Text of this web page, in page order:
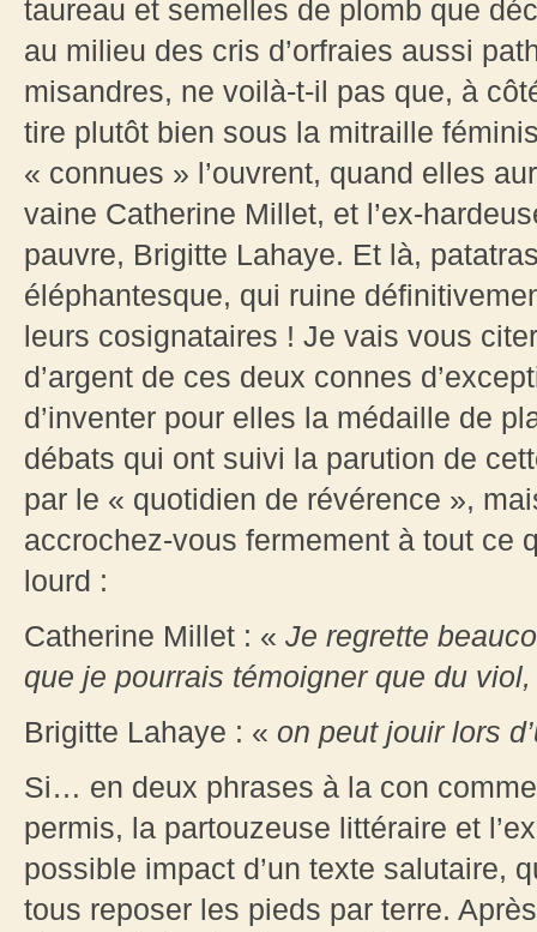
taureau et semelles de plomb que
au milieu des cris d’orfraies aussi
misandres, ne voilà-t-il pas que, à
tire plutôt bien sous la mitraille
« connues » l’ouvrent, quand elles
vaine Catherine Millet, et l’ex-
pauvre, Brigitte Lahaye. Et là,
éléphantesque, qui ruine
leurs cosignataires ! Je vais vous
d’argent de ces deux connes
d’inventer pour elles la médaille de
débats qui ont suivi la parution de
par le « quotidien de révérence »,
accrochez-vous fermement à tout ce
lourd :
Catherine Millet : « Je regrette
que je pourrais témoigner que du viol,
Brigitte Lahaye : « on peut jouir lors
Si… en deux phrases à la con
permis, la partouzeuse littéraire et
possible impact d’un texte salutaire,
tous reposer les pieds par terre.